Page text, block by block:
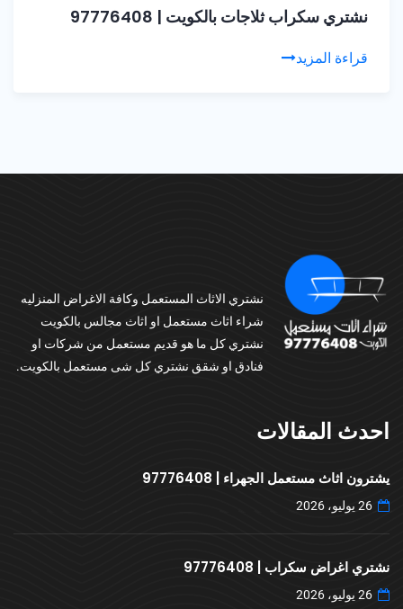
نشتري سكراب ثلاجات بالكويت | 97776408
قراءة المزيد
نشتري الاثاث المستعمل وكافة الاغراض المنزليه
شراء اثاث مستعمل او اثاث مجالس بالكويت
نشتري كل ما هو قديم مستعمل من شركات او
فنادق او شقق نشتري كل شى مستعمل بالكويت.
احدث المقالات
يشترون اثاث مستعمل الجهراء | 97776408
26 يوليو، 2026
نشتري اغراض سكراب | 97776408
26 يوليو، 2026